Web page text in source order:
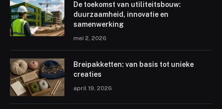
De toekomst van utiliteitsbouw:
duurzaamheid, innovatie en
samenwerking
mei 2, 2026
Breipakketten: van basis tot unieke
creaties
april 19, 2026